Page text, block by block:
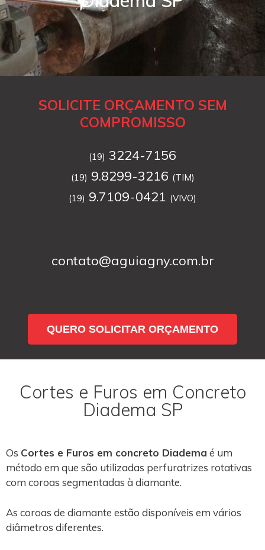
SOLICITE ORÇAMENTO SEM
COMPROMISSO
(19) 3224-7156
(19) 9.8299-3216 (TIM)
(19) 9.7109-0421 (VIVO)
contato@aguiagny.com.br
QUERO SOLICITAR ORÇAMENTO
Cortes e Furos em Concreto
Diadema SP
Os Cortes e Furos em concreto Diadema é um
método em que são utilizadas perfuratrizes rotativas
com coroas segmentadas à diamante.
As coroas de diamante estão disponíveis em vários
diâmetros diferentes.